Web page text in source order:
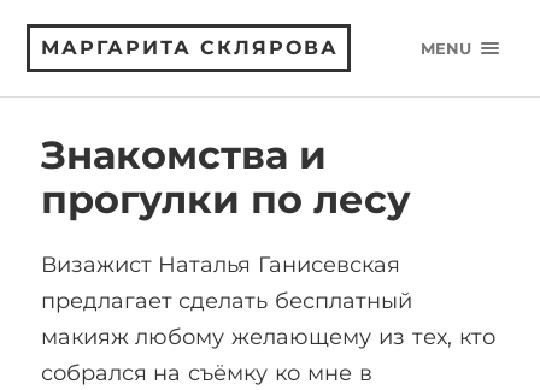
МАРГАРИТА СКЛЯРОВА MENU
Знакомства и
прогулки по лесу
Визажист Наталья Ганисевская
предлагает сделать бесплатный
макияж любому желающему из тех, кто
собрался на съёмку ко мне в